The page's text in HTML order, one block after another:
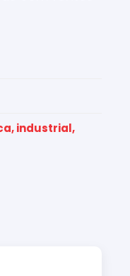
industrial,